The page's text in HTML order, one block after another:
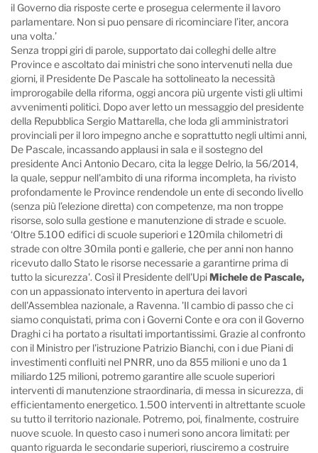
il Governo dia risposte certe e prosegua celermente il lavoro
parlamentare. Non si puo pensare di ricominciare l’iter, ancora
una volta.’
Senza troppi giri di parole, supportato dai colleghi delle altre
Province e ascoltato dai ministri che sono intervenuti nella due
giorni, il Presidente De Pascale ha sottolineato la necessità
improrogabile della riforma, oggi ancora più urgente visti gli ultimi
avvenimenti politici. Dopo aver letto un messaggio del presidente
della Repubblica Sergio Mattarella, che loda gli amministratori
provinciali per il loro impegno anche e soprattutto negli ultimi anni,
De Pascale, incassando applausi in sala e il sostegno del
presidente Anci Antonio Decaro, cita la legge Delrio, la 56/2014,
la quale, seppur nell'ambito di una riforma incompleta, ha rivisto
profondamente le Province rendendole un ente di secondo livello
(senza più l’elezione diretta) con competenze, ma non troppe
risorse, solo sulla gestione e manutenzione di strade e scuole.
‘Oltre 5.100 edifici di scuole superiori e 120mila chilometri di
strade con oltre 30mila ponti e gallerie, che per anni non hanno
ricevuto dallo Stato le risorse necessarie a garantirne prima di
tutto la sicurezza'. Così il Presidente dell'UpiMichele de Pascale,
con un appassionato intervento in apertura dei lavori
dell'Assemblea nazionale, a Ravenna. 'Il cambio di passo che ci
siamo conquistati, prima con i Governi Conte e ora con il Governo
Draghi ci ha portato a risultati importantissimi. Grazie al confronto
con il Ministro per l'istruzione Patrizio Bianchi, con i due Piani di
investimenti confluiti nel PNRR, uno da 855 milioni e uno da 1
miliardo 125 milioni, potremo garantire alle scuole superiori
interventi di manutenzione straordinaria, di messa in sicurezza, di
efficientamento energetico. 1.500 interventi in altrettante scuole
su tutto il territorio nazionale. Potremo, poi, finalmente, costruire
nuove scuole. In questo caso i numeri sono ancora limitati: per
quanto riguarda le secondarie superiori, riusciremo a costruire